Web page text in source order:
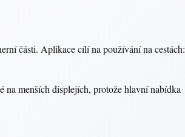
části. Aplikace cílí na používání na cestách:
menších displejích, protože hlavní nabídka